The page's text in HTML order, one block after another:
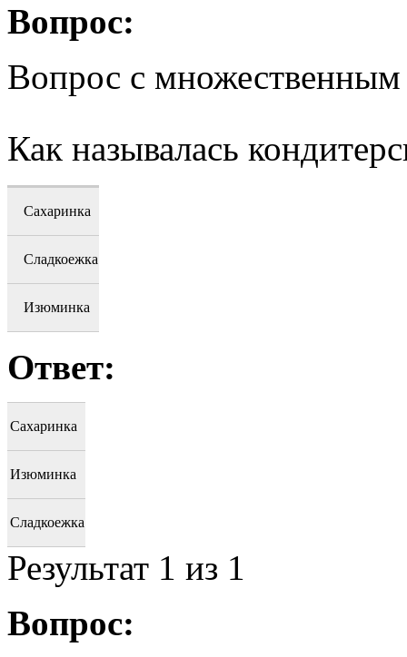
Вопрос:
Вопрос с
Как называлась
Сахаринка
Сладкоежка
Изюминка
Ответ:
Сахаринка
Изюминка
Сладкоежка
Результат 1 из 1
Вопрос: